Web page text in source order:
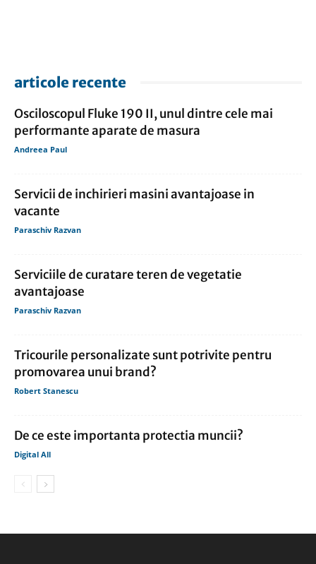
articole recente
Osciloscopul Fluke 190 II, unul dintre cele mai
performante aparate de masura
Andreea Paul
Servicii de inchirieri masini avantajoase in
vacante
Paraschiv Razvan
Serviciile de curatare teren de vegetatie
avantajoase
Paraschiv Razvan
Tricourile personalizate sunt potrivite pentru
promovarea unui brand?
Robert Stanescu
De ce este importanta protectia muncii?
Digital All